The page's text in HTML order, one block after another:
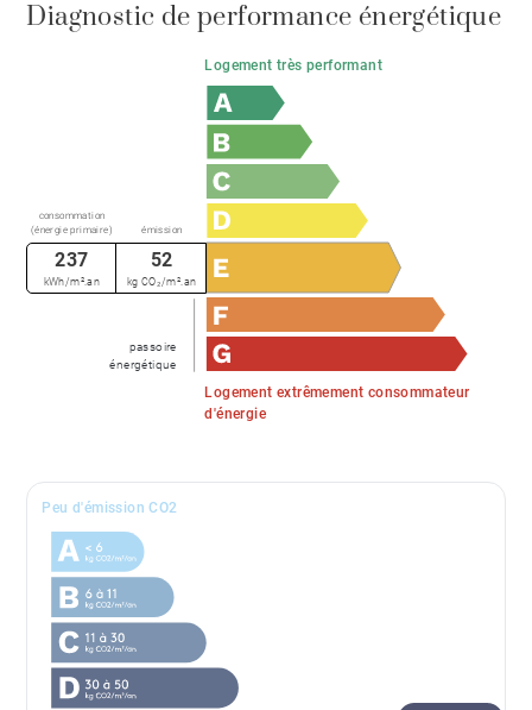
Diagnostic de performance énergétique
Logement très performant
Logement extrêmement consommateur
d'énergie
passoire
énergétique
consommation
(énergie primaire)
émission
237
kWh/m².an
52
kg CO₂/m².an
Peu d'émission CO2